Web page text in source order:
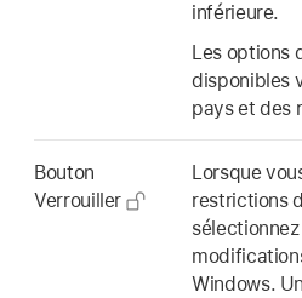
inférieure.
Les options
disponibles
pays et des
Bouton
Verrouiller
Lorsque
restrictions
Windows.